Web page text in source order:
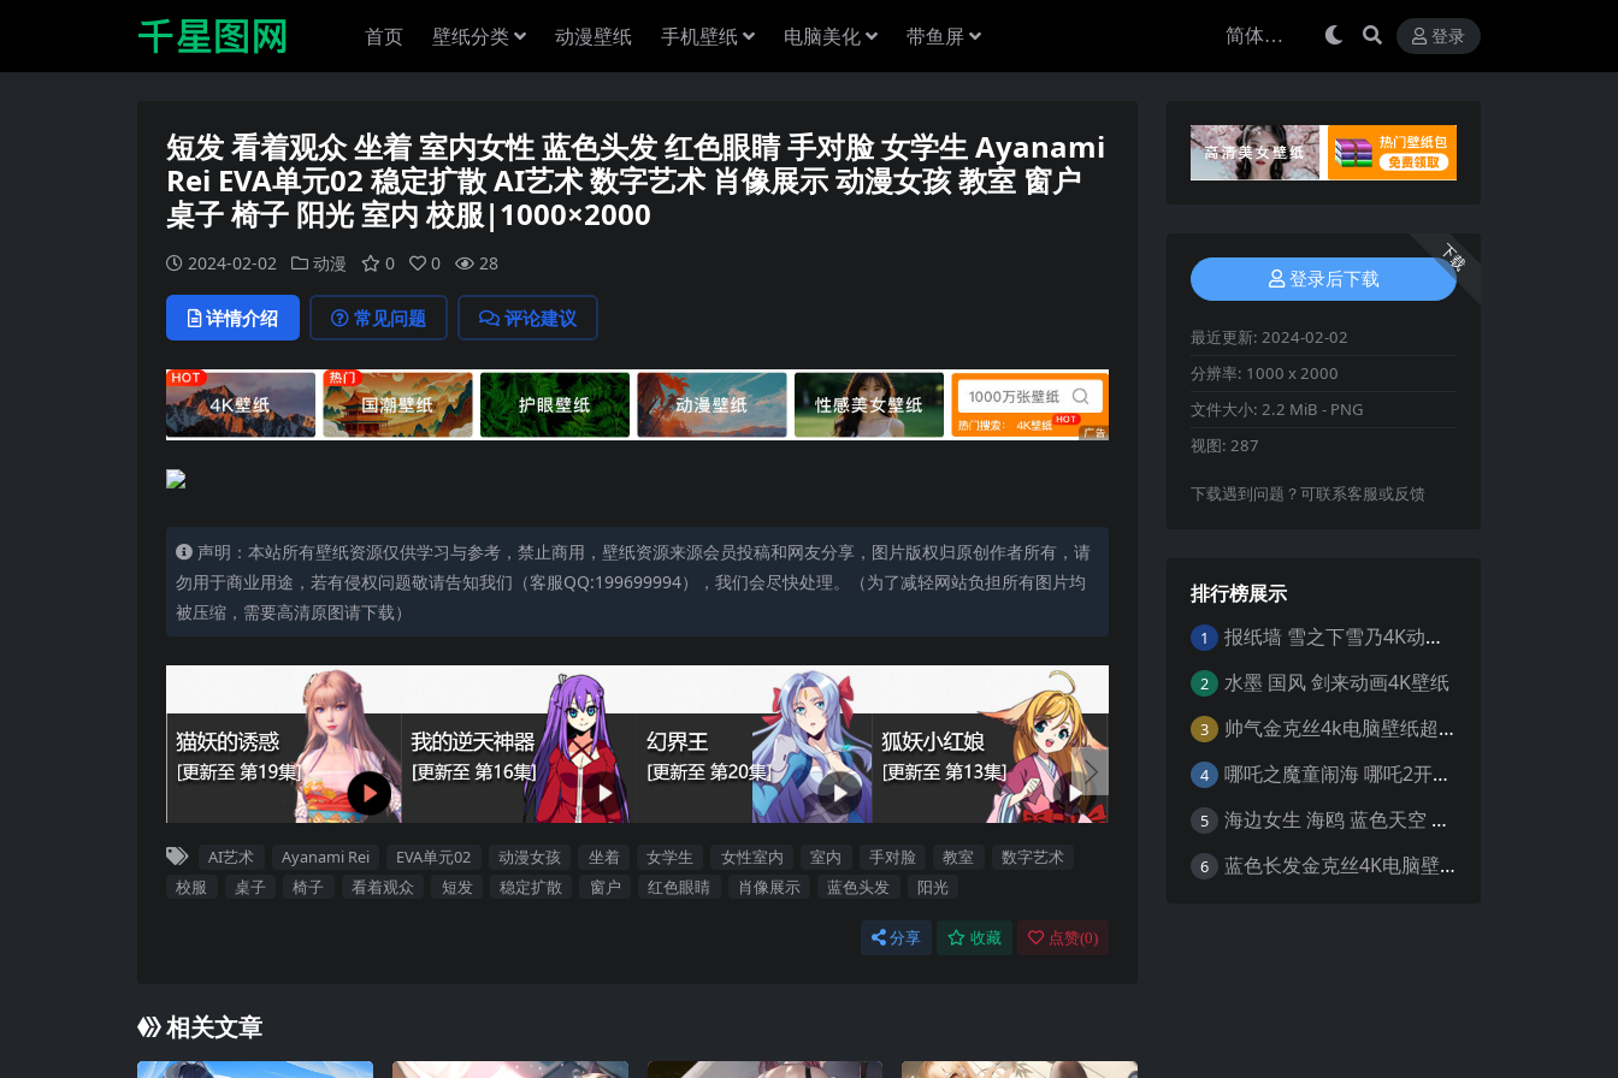
首页 壁纸分类 动漫壁纸 手机壁纸 电脑美化 带鱼屏 登录
短发 看着观众 坐着 室内女性 蓝色头发 红色眼睛 手对脸 女学生 Ayanami
Rei EVA单元02 稳定扩散 AI艺术 数字艺术 肖像展示 动漫女孩 教室 窗户
桌子 椅子 阳光 室内 校服|1000×2000
2024-02-02 动漫 0 0 28
详情介绍 常见问题 评论建议
声明：本站所有壁纸资源仅供学习与参考，禁止商用，壁纸资源来源会员投稿和网友分享，图片版权归原创作者所有，请
勿用于商业用途，若有侵权问题敬请告知我们（客服QQ:199699994），我们会尽快处理。（为了减轻网站负担所有图片均
被压缩，需要高清原图请下载）
AI艺术 Ayanami Rei EVA单元02 动漫女孩 坐着 女学生 女性室内 室内 手对脸 教室
数字艺术
校服
桌子 椅子 看着观众 短发 稳定扩散 窗户 红色眼睛 肖像展示 蓝色头发 阳光
分享 收藏 点赞(0)
相关文章
下载
登录后下载
最近更新: 2024-02-02
分辨率: 1000 x 2000
文件大小: 2.2 MiB - PNG
视图: 287
下载遇到问题？可联系客服或反馈
排行榜展示
1 报纸墙 雪之下雪乃4K动漫壁纸
2 水墨 国风 剑来动画4K壁纸
3 帅气金克丝4k电脑壁纸超清
4 哪吒之魔童闹海 哪吒2开场4K壁纸
5 海边女生 海鸥 蓝色天空 4K壁纸
6 蓝色长发金克丝4K电脑壁纸